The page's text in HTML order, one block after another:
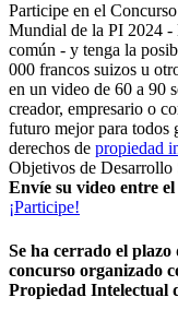
Participe en el
Mundial de la PI 2024
común - y tenga la
000 francos suizos u
en un video de 60 a 90
creador, empresario o
futuro mejor para todos
derechos de propiedad
Objetivos de Desarrollo
Envíe su video entre
¡Participe!
Se ha cerrado el plazo
concurso organizado
Propiedad Intelectual